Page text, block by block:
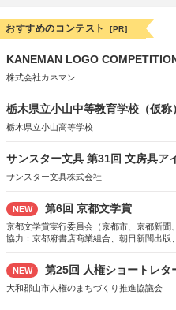
おすすめのコンテスト [PR]
KANEMAN LOGO
株式会社カネマン
栃木県立小山中等教育学校（仮
栃木県立小山高等学校
サンスター文具 第31回 文房具ア
サンスター文具株式会社
NEW 第6回 京都文学賞
京都文学賞実行委員会（京都市、京都新聞
協力：京都府書店商業組合、朝日新聞出版
研究所、双葉社、文藝春秋、ポプラ社、毎
NEW 第25回 人権ショートレタ
大和郡山市人権のまちづくり推進協議会